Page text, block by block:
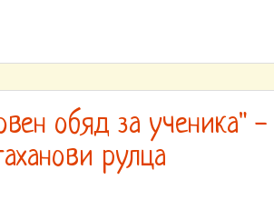
обяд за ученика"
рулца